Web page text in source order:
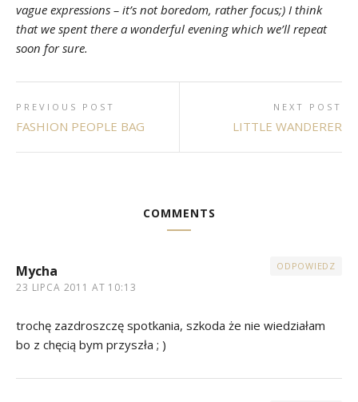
vague expressions – it’s not boredom, rather focus;) I think
that we spent there a wonderful evening which we’ll repeat
soon for sure.
PREVIOUS POST
FASHION PEOPLE BAG
NEXT POST
LITTLE WANDERER
COMMENTS
Mycha
23 LIPCA 2011 AT 10:13
ODPOWIEDZ
trochę zazdroszczę spotkania, szkoda że nie wiedziałam
bo z chęcią bym przyszła ; )